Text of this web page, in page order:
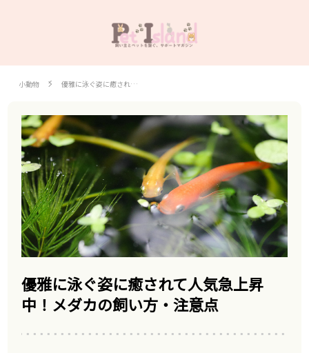
小動物 優雅に泳ぐ姿に癒され…
優雅に泳ぐ姿に癒されて人気急上昇
中！メダカの飼い方・注意点